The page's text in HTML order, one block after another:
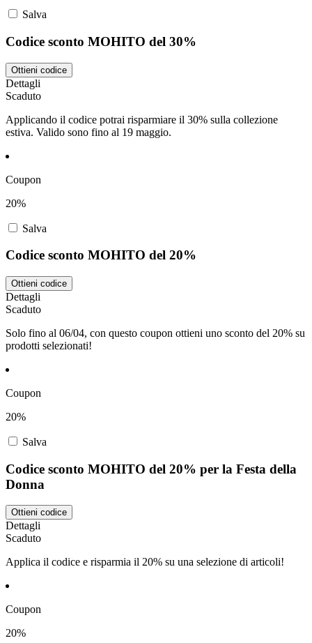
Salva
Codice sconto MOHITO del 30%
Ottieni codice
Dettagli
Scaduto
Applicando il codice potrai risparmiare il 30% sulla collezione
estiva. Valido sono fino al 19 maggio.
Coupon
20%
Salva
Codice sconto MOHITO del 20%
Ottieni codice
Dettagli
Scaduto
Solo fino al 06/04, con questo coupon ottieni uno sconto del 20% su
prodotti selezionati!
Coupon
20%
Salva
Codice sconto MOHITO del 20% per la Festa della
Donna
Ottieni codice
Dettagli
Scaduto
Applica il codice e risparmia il 20% su una selezione di articoli!
Coupon
20%